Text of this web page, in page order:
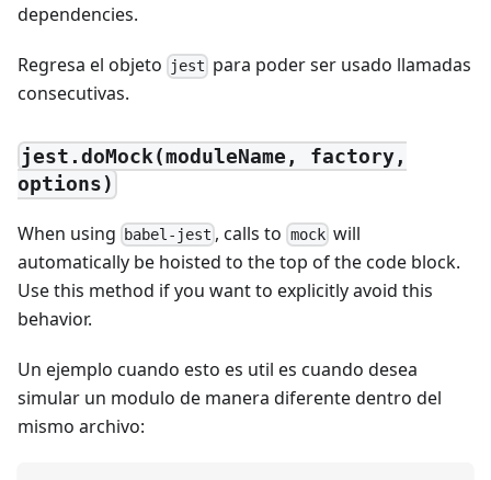
dependencies.
Regresa el objeto jest para poder ser usado llamadas
consecutivas.
jest.doMock(moduleName, factory,
options)
When using babel-jest , calls to mockwill
automatically be hoisted to the top of the code block.
Use this method if you want to explicitly avoid this
behavior.
Un ejemplo cuando esto es util es cuando desea
simular un modulo de manera diferente dentro del
mismo archivo: